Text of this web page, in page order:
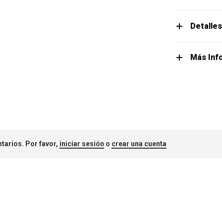
Detalles
Más
Por favor, iniciar sesión o crear una cuenta